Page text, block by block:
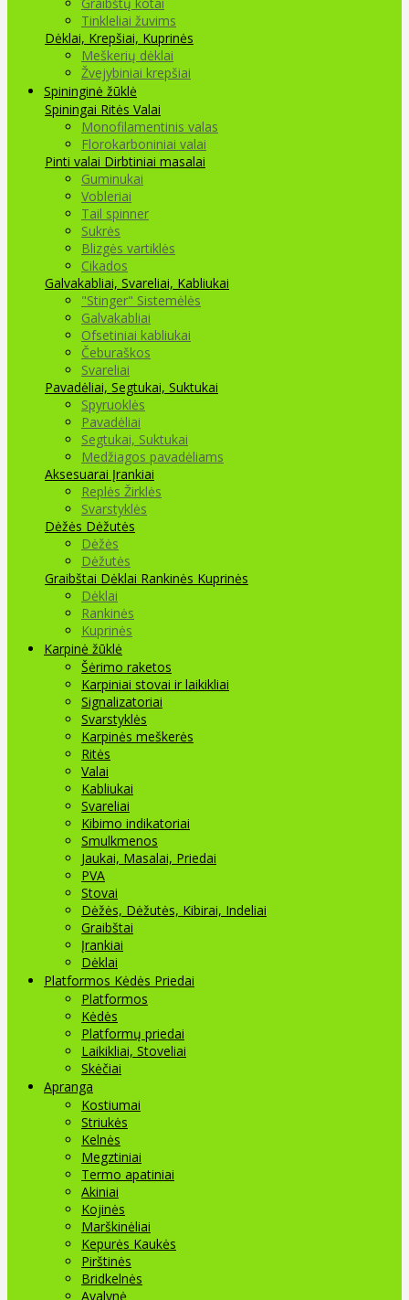
Tinkleliai žuvims
Dėklai, Krepšiai, Kuprinės
Meškerių dėklai
Žvejybiniai krepšiai
Spininginė žūklė
Spiningai Ritės Valai
Monofilamentinis valas
Florokarboniniai valai
Pinti valai Dirbtiniai masalai
Guminukai
Vobleriai
Tail spinner
Sukrės
Blizgės vartiklės
Cikados
Galvakabliai, Svareliai, Kabliukai
"Stinger" Sistemėlės
Galvakabliai
Ofsetiniai kabliukai
Čeburaškos
Svareliai
Pavadėliai, Segtukai, Suktukai
Spyruoklės
Pavadėliai
Segtukai, Suktukai
Medžiagos pavadėliams
Aksesuarai Įrankiai
Replės Žirklės
Svarstyklės
Dėžės Dėžutės
Dėžės
Dėžutės
Graibštai Dėklai Rankinės Kuprinės
Dėklai
Rankinės
Kuprinės
Karpinė žūklė
Šėrimo raketos
Karpiniai stovai ir laikikliai
Signalizatoriai
Svarstyklės
Karpinės meškerės
Ritės
Valai
Kabliukai
Svareliai
Kibimo indikatoriai
Smulkmenos
Jaukai, Masalai, Priedai
PVA
Stovai
Dėžės, Dėžutės, Kibirai, Indeliai
Graibštai
Įrankiai
Dėklai
Platformos Kėdės Priedai
Platformos
Kėdės
Platformų priedai
Laikikliai, Stoveliai
Skėčiai
Apranga
Kostiumai
Striukės
Kelnės
Megztiniai
Termo apatiniai
Akiniai
Kojinės
Marškinėliai
Kepurės Kaukės
Pirštinės
Bridkelnės
Avalynė